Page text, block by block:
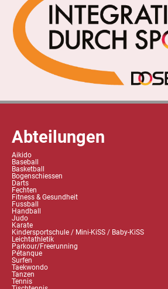
Abteilungen
Aikido
Baseball
Basketball
Bogenschiessen
Darts
Fechten
Fitness & Gesundheit
Fussball
Handball
Judo
Karate
Kindersportschule / Mini-KiSS / Baby-KiSS
Leichtathletik
Parkour/Freerunning
Pétanque
Surfen
Taekwondo
Tanzen
Tennis